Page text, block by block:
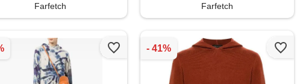
Farfetch Farfetch